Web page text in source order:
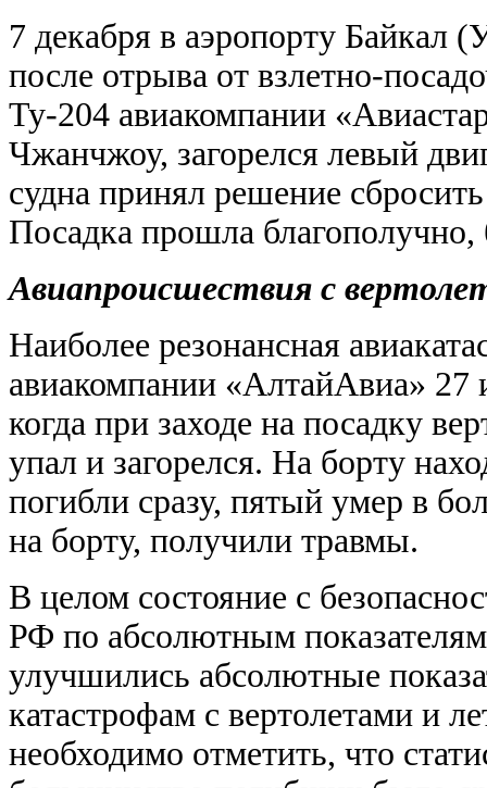
7 декабря в аэропорту Байкал
после отрыва от взлетно-
Ту-204 авиакомпании
Чжанчжоу, загорелся левый
судна принял решение
Посадка прошла благополучно,
Авиапроисшествия с
Наиболее резонансная
авиакомпании «АлтайАвиа»
когда при заходе на посадку
упал и загорелся. На борту
погибли сразу, пятый умер в
на борту, получили травмы.
В целом состояние с
РФ по абсолютным
улучшились абсолютные
катастрофам с вертолетами и
необходимо отметить, что